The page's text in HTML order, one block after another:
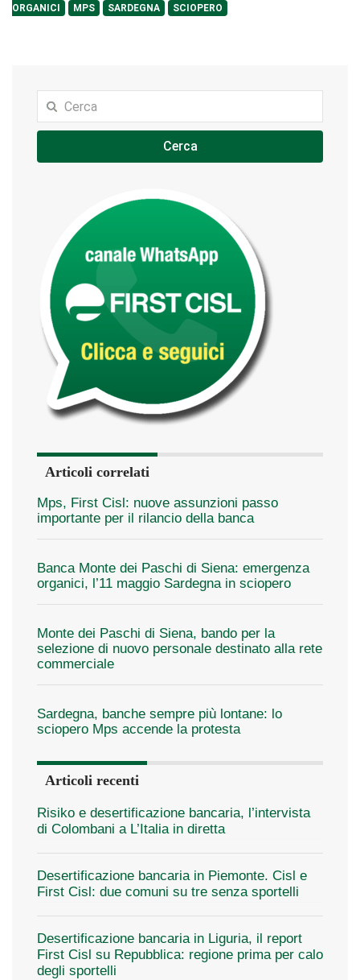
ORGANICI MPS SARDEGNA SCIOPERO
Cerca
Articoli correlati
Mps, First Cisl: nuove assunzioni passo
importante per il rilancio della banca
Banca Monte dei Paschi di Siena: emergenza
organici, l’11 maggio Sardegna in sciopero
Monte dei Paschi di Siena, bando per la
selezione di nuovo personale destinato alla rete
commerciale
Sardegna, banche sempre più lontane: lo
sciopero Mps accende la protesta
Articoli recenti
Risiko e desertificazione bancaria, l’intervista
di Colombani a L’Italia in diretta
Desertificazione bancaria in Piemonte. Cisl e
First Cisl: due comuni su tre senza sportelli
Desertificazione bancaria in Liguria, il report
First Cisl su Repubblica: regione prima per calo
degli sportelli